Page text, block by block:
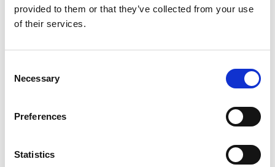
provided to them or that they’ve collected from your use
of their services.
Selection
Necessary
Preferences
StatisticsLa Škoda avvia la produzione del suo SUV Peaq